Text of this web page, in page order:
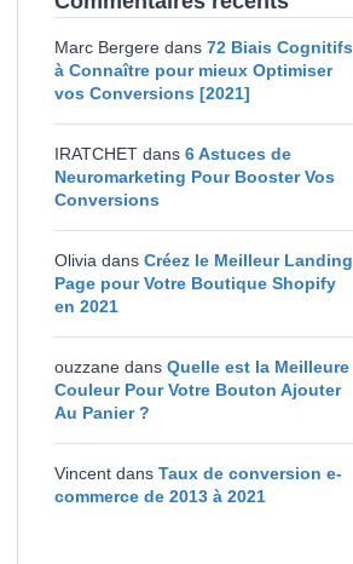
Marc Bergeredans 72 Biais Cognitifs
à Connaître pour mieux Optimiser
vos Conversions [2021]
IRATCHETdans 6 Astuces de
Neuromarketing Pour Booster Vos
Conversions
Olivia dans Créez le Meilleur Landing
Page pour Votre Boutique Shopify
en 2021
ouzzanedans Quelle est la Meilleure
Couleur Pour Votre Bouton Ajouter
Au Panier ?
Vincentdans Taux de conversion e-
commerce de 2013 à 2021